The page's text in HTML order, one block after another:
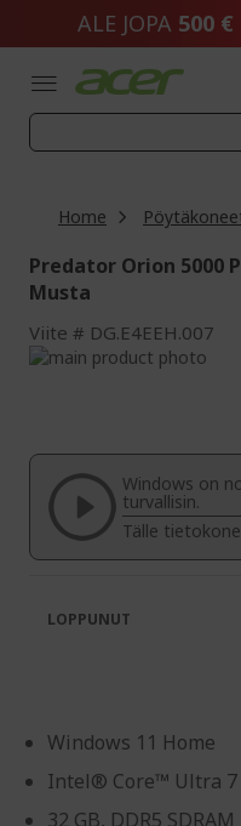
ALE JOPA 500 €
Home
Predator Orion 5000
Musta
Viite DG.E4EEH.007
Skip
of
images
gallery
beginning
the
images
gallery
Windows on
turvallisin.
Tälle
Windows 11 Home
Intel® Core™ Ultra 7
32 GB, DDR5 SDRAM
LOPPUNUT